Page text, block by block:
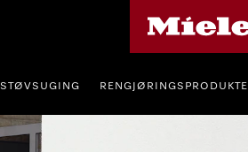
STØVSUGING